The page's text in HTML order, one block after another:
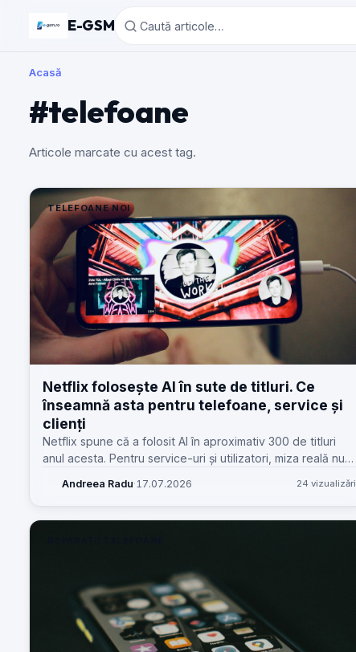
E-GSM
Acasă
#telefoane
Articole marcate cu acest tag.
TELEFOANE NOI
Netflix folosește AI în sute de titluri. Ce
înseamnă asta pentru telefoane, service și
clienți
Netflix spune că a folosit AI în aproximativ 300 de titluri
anul acesta. Pentru service-uri și utilizatori, miza reală nu e
experienței.
Andreea Radu· 17.07.2026 24 vizualizări